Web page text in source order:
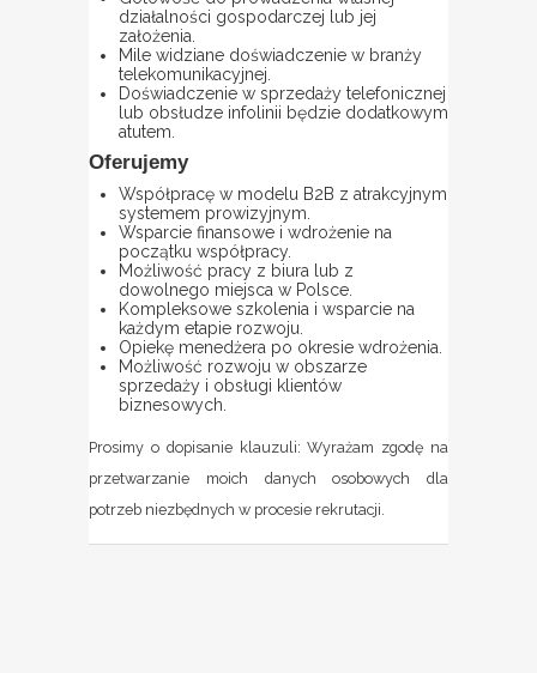
działalności gospodarczej lub jej
założenia.
Mile widziane doświadczenie w branży
telekomunikacyjnej.
Doświadczenie w sprzedaży telefonicznej
lub obsłudze infolinii będzie dodatkowym
atutem.
Oferujemy
Współpracę w modelu B2B z atrakcyjnym
systemem prowizyjnym.
Wsparcie finansowe i wdrożenie na
początku współpracy.
Możliwość pracy z biura lub z
dowolnego miejsca w Polsce.
Kompleksowe szkolenia i wsparcie na
każdym etapie rozwoju.
Opiekę menedżera po okresie wdrożenia.
Możliwość rozwoju w obszarze
sprzedaży i obsługi klientów
biznesowych.
Prosimy o dopisanie klauzuli: Wyrażam zgodę na
przetwarzanie moich danych osobowych dla
potrzeb niezbędnych w procesie rekrutacji.